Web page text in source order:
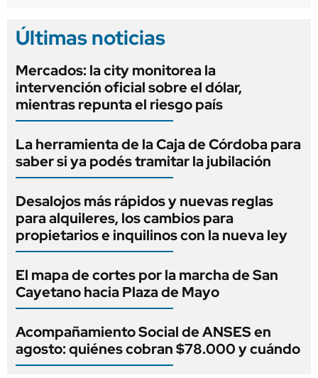
Últimas noticias
Mercados: la city monitorea la
intervención oficial sobre el dólar,
mientras repunta el riesgo país
La herramienta de la Caja de Córdoba para
saber si ya podés tramitar la jubilación
Desalojos más rápidos y nuevas reglas
para alquileres, los cambios para
propietarios e inquilinos con la nueva ley
El mapa de cortes por la marcha de San
Cayetano hacia Plaza de Mayo
Acompañamiento Social de ANSES en
agosto: quiénes cobran $78.000 y cuándo